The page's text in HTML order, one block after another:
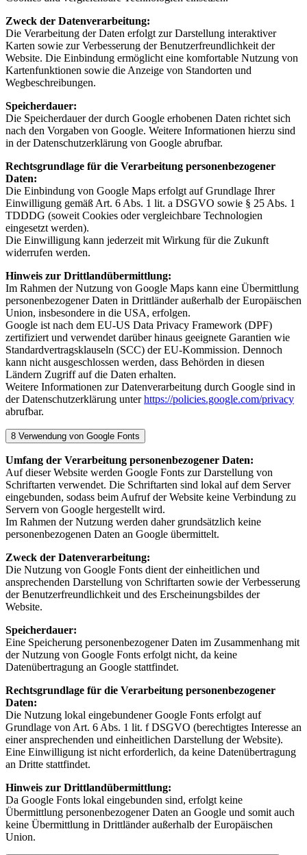
Zweck der Datenverarbeitung:
Die Verarbeitung der Daten erfolgt zur Darstellung interaktiver
Karten sowie zur Verbesserung der Benutzerfreundlichkeit der
Website. Die Einbindung ermöglicht eine komfortable Nutzung von
Kartenfunktionen sowie die Anzeige von Standorten und
Wegbeschreibungen.
Speicherdauer:
Die Speicherdauer der durch Google erhobenen Daten richtet sich
nach den Vorgaben von Google. Weitere Informationen hierzu sind
in der Datenschutzerklärung von Google abrufbar.
Rechtsgrundlage für die Verarbeitung personenbezogener
Daten:
Die Einbindung von Google Maps erfolgt auf Grundlage Ihrer
Einwilligung gemäß Art. 6 Abs. 1 lit. a DSGVO sowie § 25 Abs. 1
TDDDG (soweit Cookies oder vergleichbare Technologien
eingesetzt werden).
Die Einwilligung kann jederzeit mit Wirkung für die Zukunft
widerrufen werden.
Hinweis zur Drittlandübermittlung:
Im Rahmen der Nutzung von Google Maps kann eine Übermittlung
personenbezogener Daten in Drittländer außerhalb der Europäischen
Union, insbesondere in die USA, erfolgen.
Google ist nach dem EU‑US Data Privacy Framework (DPF)
zertifiziert und verwendet darüber hinaus geeignete Garantien wie
Standardvertragsklauseln (SCC) der EU-Kommission. Dennoch
kann nicht ausgeschlossen werden, dass Behörden in diesen
Ländern Zugriff auf die Daten erhalten.
Weitere Informationen zur Datenverarbeitung durch Google sind in
der Datenschutzerklärung unterhttps://policies.google.com/privacy
abrufbar.
8 Verwendung von Google Fonts
Umfang der Verarbeitung personenbezogener Daten:
Auf dieser Website werden Google Fonts zur Darstellung von
Schriftarten verwendet. Die Schriftarten sind lokal auf dem Server
eingebunden, sodass beim Aufruf der Website keine Verbindung zu
Servern von Google hergestellt wird.
Im Rahmen der Nutzung werden daher grundsätzlich keine
personenbezogenen Daten an Google übermittelt.
Zweck der Datenverarbeitung:
Die Nutzung von Google Fonts dient der einheitlichen und
ansprechenden Darstellung von Schriftarten sowie der Verbesserung
der Benutzerfreundlichkeit und des Erscheinungsbildes der
Website.
Speicherdauer:
Eine Speicherung personenbezogener Daten im Zusammenhang mit
der Nutzung von Google Fonts erfolgt nicht, da keine
Datenübertragung an Google stattfindet.
Rechtsgrundlage für die Verarbeitung personenbezogener
Daten:
Die Nutzung lokal eingebundener Google Fonts erfolgt auf
Grundlage von Art. 6 Abs. 1 lit. f DSGVO (berechtigtes Interesse an
einer ansprechenden und einheitlichen Darstellung der Website).
Eine Einwilligung ist nicht erforderlich, da keine Datenübertragung
an Dritte stattfindet.
Hinweis zur Drittlandübermittlung:
Da Google Fonts lokal eingebunden sind, erfolgt keine
Übermittlung personenbezogener Daten an Google und somit auch
keine Übermittlung in Drittländer außerhalb der Europäischen
Union.